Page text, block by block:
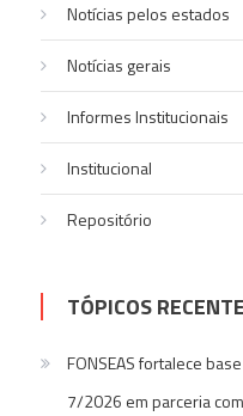
Notícias pelos estados
Notí­cias gerais
Informes Institucionais
Institucional
Repositório
TÓPICOS
FONSEAS fortalece
7/2026 em parceria